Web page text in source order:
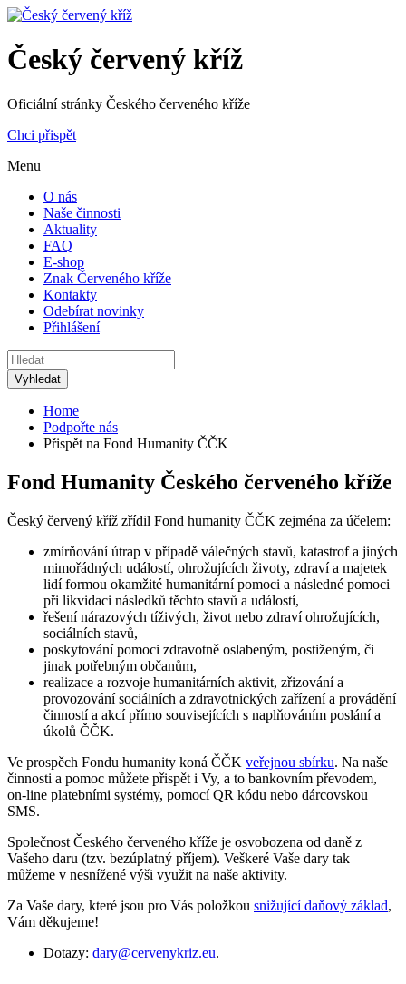
Český červený kříž
Oficiální stránky Českého červeného kříže
Chci přispět
Menu
O nás
Naše činnosti
Aktuality
FAQ
E-shop
Znak Červeného kříže
Kontakty
Odebírat novinky
Přihlášení
Home
Podpořte nás
Přispět na Fond Humanity ČČK
Fond Humanity Českého červeného kříže
Český červený kříž zřídil Fond humanity ČČK zejména za účelem:
zmírňování útrap v případě válečných stavů, katastrof a jiných
mimořádných událostí, ohrožujících životy, zdraví a majetek
lidí formou okamžité humanitární pomoci a následné pomoci
při likvidaci následků těchto stavů a událostí,
řešení nárazových tíživých, život nebo zdraví ohrožujících,
sociálních stavů,
poskytování pomoci zdravotně oslabeným, postiženým, či
jinak potřebným občanům,
realizace a rozvoje humanitárních aktivit, zřizování a
provozování sociálních a zdravotnických zařízení a provádění
činností a akcí přímo souvisejících s naplňováním poslání a
úkolů ČČK.
Ve prospěch Fondu humanity koná ČČK veřejnou sbírku. Na naše
činnosti a pomoc můžete přispět i Vy, a to bankovním převodem,
on-line platebními systémy, pomocí QR kódu nebo dárcovskou
SMS.
Společnost Českého červeného kříže je osvobozena od daně z
Vašeho daru (tzv. bezúplatný příjem). Veškeré Vaše dary tak
můžeme v nesnížené výši využit na naše aktivity.
Za Vaše dary, které jsou pro Vás položkou snižující daňový základ,
Vám děkujeme!
Dotazy: dary@cervenykriz.eu.